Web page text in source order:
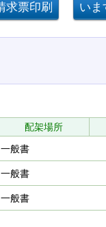
配架場所
一般書
一般書
一般書